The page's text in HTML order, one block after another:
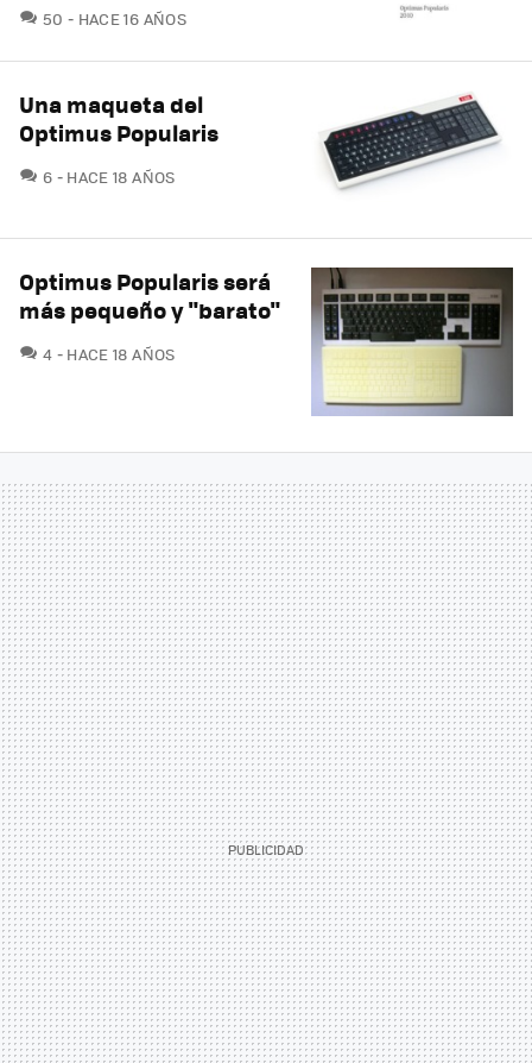
50 COMENTARIOS
HACE 16 AÑOS
Una maqueta del
Optimus Popularis
6 COMENTARIOS
HACE 18 AÑOS
Optimus Popularis será
más pequeño y "barato"
4 COMENTARIOS
HACE 18 AÑOS